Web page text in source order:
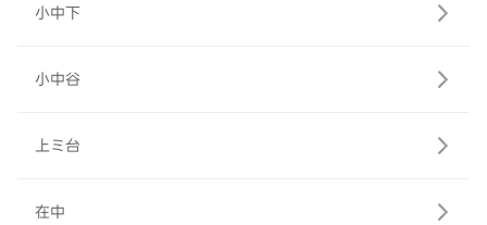
小中下
小中谷
上ミ台
在中